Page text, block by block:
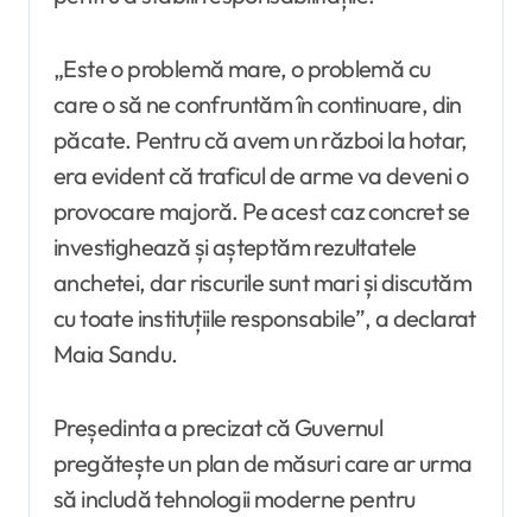
„Este o problemă mare, o problemă cu
care o să ne confruntăm în continuare, din
păcate. Pentru că avem un război la hotar,
era evident că traficul de arme va deveni o
provocare majoră. Pe acest caz concret se
investighează și așteptăm rezultatele
anchetei, dar riscurile sunt mari și discutăm
cu toate instituțiile responsabile”, a declarat
Maia Sandu.
Președinta a precizat că Guvernul
pregătește un plan de măsuri care ar urma
să includă tehnologii moderne pentru